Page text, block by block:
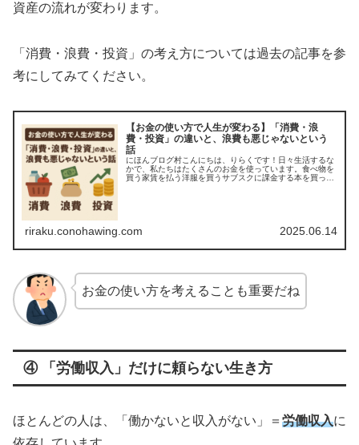
資産の流れが変わります。
「消費・浪費・投資」の考え方については過去の記事を参
考にしてみてください。
【お金の使い方で人生が変わる】「消費・浪
費・投資」の違いと、浪費も悪じゃないという
話
にほんブログ村こんにちは、りらくです！日々生活するな
かで、私たちはたくさんのお金を使っています。食べ物を
買う家賃を払う洋服を買うサブスクに課金する本を買って
riraku.conohawing.com 2025.06.14
お金の使い方を考えることも重要だね
④ 「労働収入」だけに頼らない生き方
ほとんどの人は、「働かないと収入がない」＝ 労働収入に